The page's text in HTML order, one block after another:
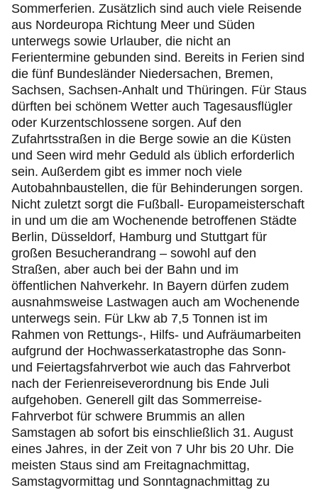
Sommerferien. Zusätzlich sind auch viele Reisende
aus Nordeuropa Richtung Meer und Süden
unterwegs sowie Urlauber, die nicht an
Ferientermine gebunden sind. Bereits in Ferien sind
die fünf Bundesländer Niedersachen, Bremen,
Sachsen, Sachsen-Anhalt und Thüringen. Für Staus
dürften bei schönem Wetter auch Tagesausflügler
oder Kurzentschlossene sorgen. Auf den
Zufahrtsstraßen in die Berge sowie an die Küsten
und Seen wird mehr Geduld als üblich erforderlich
sein. Außerdem gibt es immer noch viele
Autobahnbaustellen, die für Behinderungen sorgen.
Nicht zuletzt sorgt die Fußball- Europameisterschaft
in und um die am Wochenende betroffenen Städte
Berlin, Düsseldorf, Hamburg und Stuttgart für
großen Besucherandrang – sowohl auf den
Straßen, aber auch bei der Bahn und im
öffentlichen Nahverkehr. In Bayern dürfen zudem
ausnahmsweise Lastwagen auch am Wochenende
unterwegs sein. Für Lkw ab 7,5 Tonnen ist im
Rahmen von Rettungs-, Hilfs- und Aufräumarbeiten
aufgrund der Hochwasserkatastrophe das Sonn-
und Feiertagsfahrverbot wie auch das Fahrverbot
nach der Ferienreiseverordnung bis Ende Juli
aufgehoben. Generell gilt das Sommerreise-
Fahrverbot für schwere Brummis an allen
Samstagen ab sofort bis einschließlich 31. August
eines Jahres, in der Zeit von 7 Uhr bis 20 Uhr. Die
meisten Staus sind am Freitagnachmittag,
Samstagvormittag und Sonntagnachmittag zu